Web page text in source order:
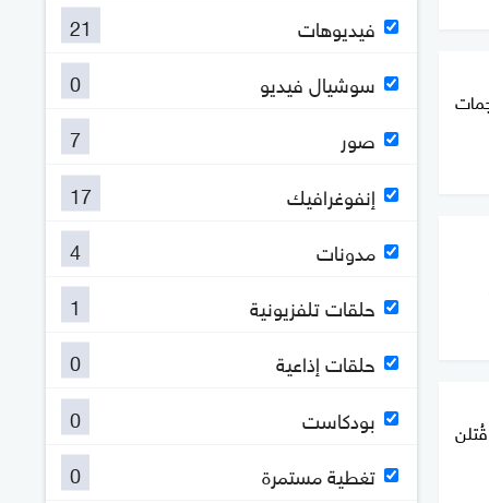
وإصابة 27 بهجمات
قُتلن
فيديوهات
21
سوشيال فيديو
0
صور
7
إنفوغرافيك
17
مدونات
4
حلقات تلفزيونية
1
حلقات إذاعية
0
بودكاست
0
تغطية مستمرة
0